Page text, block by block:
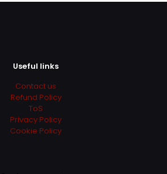
Useful links
Contact us
Refund Policy
ToS
Privacy Policy
Cookie Policy